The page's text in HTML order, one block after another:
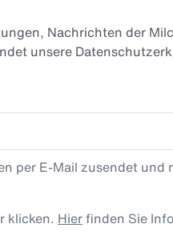
Nachrichten der
unsere
per E-Mail zusendet und
klicken. Hierfinden Sie